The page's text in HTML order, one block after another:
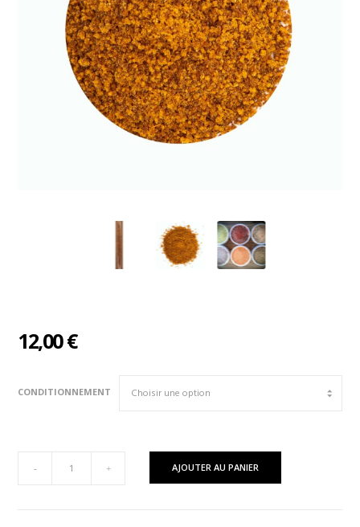
12,00€
CONDITIONNEMENT
- + AJOUTER AU PANIER